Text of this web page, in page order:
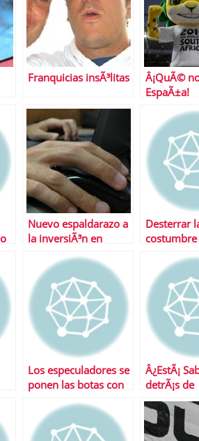
Franquicias insÃ³litas
Â¡QuÃ©
EspaÃ±a!
Nuevo espaldarazo a
la inversiÃ³n en
Desterrar
luegoâ€¦
Los especuladores se
ponen las botas con
sobre Hochtief
Â¿EstÃ¡
detrÃ¡s de